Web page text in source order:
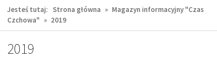
Jesteś tutaj: Strona główna » Magazyn informacyjny "Czas
Czchowa" » 2019
2019